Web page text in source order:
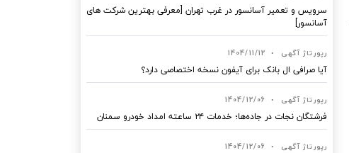
سرویس و تعمیر آسانسور در غرب تهران [معرفی بهترین شرکت های
آسانسور]
رپورتاژ آگهی •
1404/11/12
آیا صرافی ال بانک برای آیفون نسخه اختصاصی دارد؟
رپورتاژ آگهی •
1404/12/06
فرشتگان نجات در جاده‌ها؛ خدمات ۲۴ ساعته امداد خودرو سمنان
رپورتاژ آگهی •
1404/12/06